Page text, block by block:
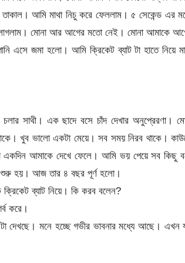
আমি মাথা নিচু করে ফেললাম। ৫ সেকেন্ড এর
লাগলাম। মোনা আর আগের মতো নেই। মোনা আমাকে
জমা হলো। আমি ক্রিকেট ব্যাট টা হাতে নিয়ে
সাথী। এক ছাদে বসে চাঁদ দেখার অনুপ্রেরণা।
থাকে। খুব ভালো একটা মেয়ে। সব সময় নিরব থাকে।
আমাকে দেখে ফেলে। আমি ভয় পেয়ে সব কিছু
শুরু হয়। আজ তার ৪ বছর পূর্ণ হলো।
ব্যাট নিয়ে। কি করব বলেন?
করে।
দেখছে। মনে হচ্ছে গভীর ভাবনার মধ্যে আছে। এখন